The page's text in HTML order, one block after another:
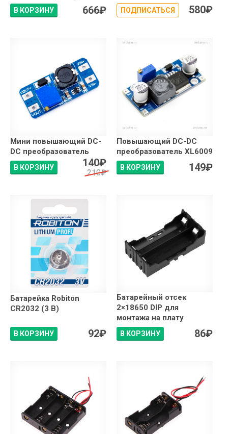
В КОРЗИНУ 666₽ ПОДПИСАТЬСЯ 580₽
Мини повышающий DC-
DC преобразователь
В КОРЗИНУ 140₽
210₽
Повышающий DC-DC
преобразователь XL6009
В КОРЗИНУ 149₽
Батарейка Robiton
CR2032 (3 В)
В КОРЗИНУ 92₽
Батарейный отсек
2×18650 DIP для
монтажа на плату
В КОРЗИНУ 86₽